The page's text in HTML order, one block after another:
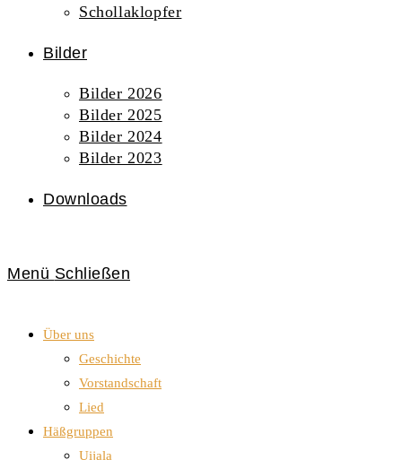
Schollaklopfer
Bilder
Bilder 2026
Bilder 2025
Bilder 2024
Bilder 2023
Downloads
Menü Schließen
Über uns
Geschichte
Vorstandschaft
Lied
Häßgruppen
Uijala